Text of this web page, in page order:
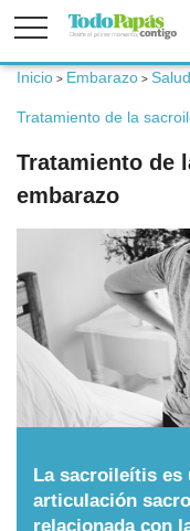
Embarazo
Niños
Padres
Inicio > Embarazo >
Tratamiento de la
Tratamiento de
embarazo
La sacroileítis es
articulación
relacionada con